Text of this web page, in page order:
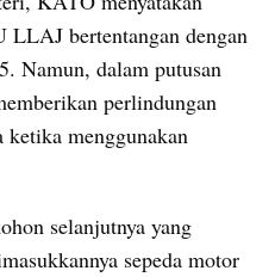
LLAJ bertentangan dengan
Namun, dalam putusan
perlindungan
ketika menggunakan
selanjutnya yang
sepeda motor